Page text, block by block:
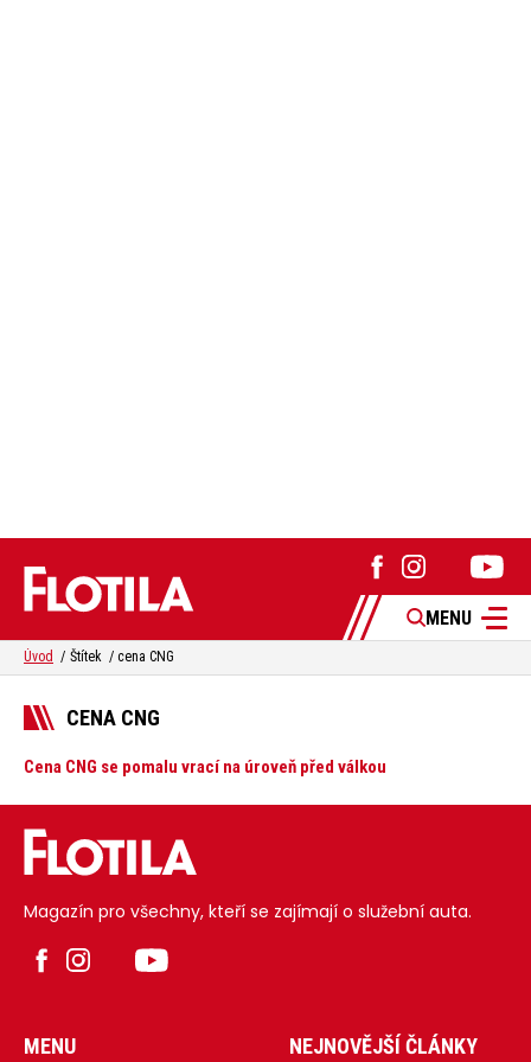
MENU
Úvod Štítek cena CNG
CENA CNG
Cena CNG se pomalu vrací na úroveň před válkou
Magazín pro všechny, kteří se zajímají o služební auta.
MENU NEJNOVĚJŠÍ ČLÁNKY